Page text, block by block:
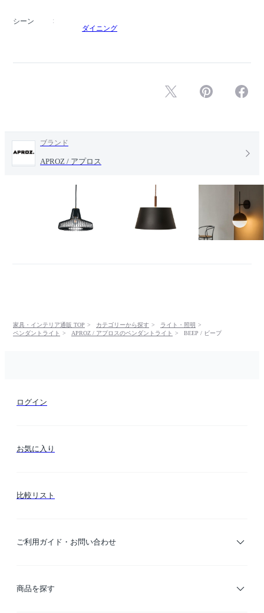
シーン
ダイニング
ブランド
APROZ / アプロス
家具・インテリア通販 TOP カテゴリーから探す
ライト・照明
ペンダントライト
APROZ / アプロスのペンダントライト BEEP / ビープ
ログイン
お気に入り
比較リスト
ご利用ガイド・お問い合わせ
ご利用ガイド
商品を探す